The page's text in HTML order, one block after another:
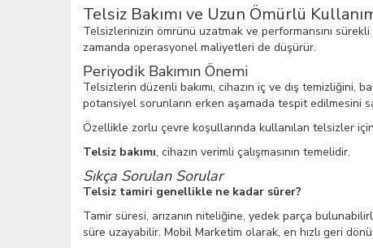
Telsiz Bakımı ve Uzun Ömürlü
Telsizlerinizin ömrünü uzatmak ve performansını sürekli
zamanda operasyonel maliyetleri de düşürür.
Periyodik Bakımın Önemi
Telsizlerin düzenli bakımı, cihazın iç ve dış temizliğini,
potansiyel sorunların erken aşamada tespit edilmesini
Özellikle zorlu çevre koşullarında kullanılan telsizler için
Telsiz bakımı, cihazın verimli çalışmasının temelidir.
Sıkça Sorulan Sorular
Telsiz tamiri genellikle ne kadar sürer?
Tamir süresi, arızanın niteliğine, yedek parça
süre uzayabilir. Mobil Marketim olarak, en hızlı geri